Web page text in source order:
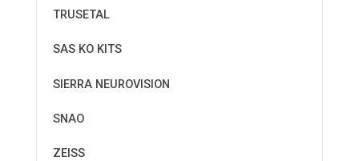
TRUSETAL
SAS KO KITS
SIERRA NEUROVISION
SNAO
ZEISS